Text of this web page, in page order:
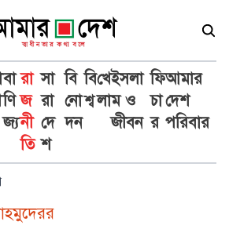
বা
ণি
জ্য
রা
জ
নী
তি
সা
রা
দে
শ
বি
নো
দন
বি
শ্ব
খে
লা
ইসলা
ম ও
জীবন
ফি
চা
র
আমার
দেশ
পরিবার